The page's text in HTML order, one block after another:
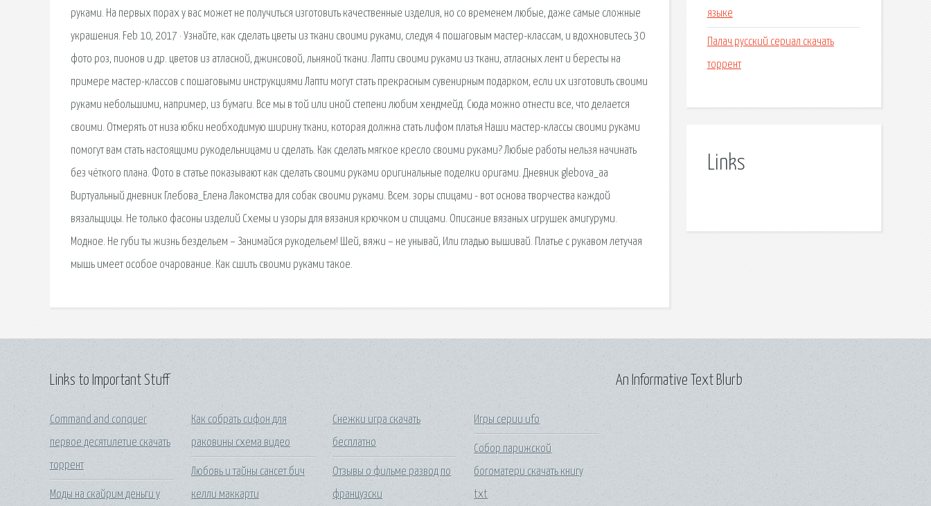
руками. На первых порах у вас может не получиться изготовить качественные изделия, но со временем любые, даже самые сложные
украшения. Feb 10, 2017 · Узнайте, как сделать цветы из ткани своими руками, следуя 4 пошаговым мастер-классам, и вдохновитесь 30
фото роз, пионов и др. цветов из атласной, джинсовой, льняной ткани. Лапти своими руками из ткани, атласных лент и бересты на
примере мастер-классов с пошаговыми инструкциями Лапти могут стать прекрасным сувенирным подарком, если их изготовить своими
руками небольшими, например, из бумаги. Все мы в той или иной степени любим хендмейд. Сюда можно отнести все, что делается
своими. Отмерять от низа юбки необходимую ширину ткани, которая должна стать лифом платья Наши мастер-классы своими руками
помогут вам стать настоящими рукодельницами и сделать. Как сделать мягкое кресло своими руками? Любые работы нельзя начинать
без чёткого плана. Фото в статье показывают как сделать своими руками оригинальные поделки оригами. Дневник glebova_aa
Виртуальный дневник Глебова_Елена Лакомства для собак своими руками. Всем. зоры спицами - вот основа творчества каждой
вязальщицы. Не только фасоны изделий Схемы и узоры для вязания крючком и спицами. Описание вязаных игрушек амигуруми.
Модное. Не губи ты жизнь бездельем – Занимайся рукодельем! Шей, вяжи – не унывай, Или гладью вышивай. Платье с рукавом летучая
мышь имеет особое очарование. Как сшить своими руками такое.
языке
Палач русский сериал скачать
торрент
Links
Links to Important Stuff
Command and conquer
первое десятилетие скачать
торрент
Моды на скайрим деньги у
Как собрать сифон для
раковины схема видео
Любовь и тайны сансет бич
келли маккарти
Снежки игра скачать
бесплатно
Отзывы о фильме развод по
французски
Игры серии ufo
Собор парижской
богоматери скачать книгу
txt
An Informative Text Blurb